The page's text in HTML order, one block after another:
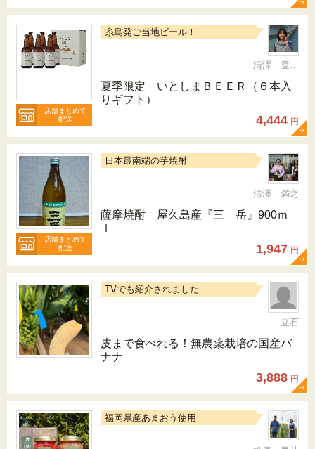
店舗まとめて
配送
糸島発ご当地ビール！
清澤 登希子
夏季限定 いとしまＢＥＥＲ（６本入
りギフト）
4,444 円
店舗まとめて
配送
日本最南端の芋焼酎
清澤 満之
薩摩焼酎 屋久島産『三 岳』900ｍ
ｌ
1,947 円
TVでも紹介されました
立石
皮まで食べれる！無農薬栽培の国産バ
ナナ
3,888 円
福岡県産あまおう使用